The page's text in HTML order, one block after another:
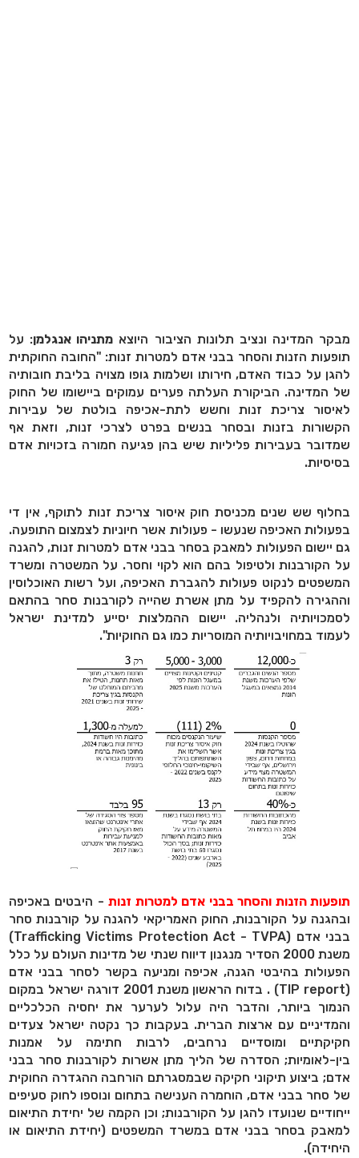
מבקר המדינה ונציב תלונות הציבור היוצאמתניהו אנגלמן: על
תופעות הזנות והסחר בבני אדם למטרות זנות: "החובה החוקתית
להגן על כבוד האדם, חירותו ושלמות גופו מצויה בליבת חובותיה
של המדינה. הביקורת העלתה פערים עמוקים ביישומו של החוק
לאיסור צריכת זנות וחשש לתת-אכיפה בולטת של עבירות
הקשורות בזנות ובסחר בנשים בפרט לצרכי זנות, וזאת אף
שמדובר בעבירות פליליות שיש בהן פגיעה חמורה בזכויות אדם
בסיסיות.
בחלוף שש שנים מכניסת חוק איסור צריכת זנות לתוקף, אין די
בפעולות האכיפה שנעשו - פעולות אשר חיוניות לצמצום התופעה.
גם יישום הפעולות למאבק בסחר בבני אדם למטרות זנות, להגנה
על הקורבנות ולטיפול בהם הוא לקוי וחסר. על המשטרה ומשרד
המשפטים לנקוט פעולות להגברת האכיפה, ועל רשות האוכלוסין
וההגירה להקפיד על מתן אשרת שהייה לקורבנות סחר בהתאם
לסמכויותיה ולנהליה. יישום ההמלצות יסייע למדינת ישראל
לעמוד במחויבויותיה המוסריות כמו גם החוקיות".
תופעות הזנות והסחר בבני אדם למטרות זנות- היבטים באכיפה
ובהגנה על הקורבנות, החוק האמריקאי להגנה על קורבנות סחר
בבני אדם (Trafficking Victims Protection Act - TVPA)
משנת 2000 הסדיר מנגנון דיווח שנתי של מדינות העולם על כלל
הפעולות בהיבטי הגנה, אכיפה ומניעה בקשר לסחר בבני אדם
(TIP report) . בדוח הראשון משנת 2001 דורגה ישראל במקום
הנמוך ביותר, והדבר היה עלול לערער את יחסיה הכלכליים
והמדיניים עם ארצות הברית. בעקבות כך נקטה ישראל צעדים
חקיקתיים ומוסדיים נרחבים, לרבות חתימה על אמנות
בין-לאומיות; הסדרה של הליך מתן אשרות לקורבנות סחר בבני
אדם; ביצוע תיקוני חקיקה שבמסגרתם הורחבה ההגדרה החוקית
של סחר בבני אדם, הוחמרה הענישה בתחום ונוספו לחוק סעיפים
ייחודיים שנועדו להגן על הקורבנות; וכן הקמה של יחידת התיאום
למאבק בסחר בבני אדם במשרד המשפטים (יחידת התיאום או
היחידה).